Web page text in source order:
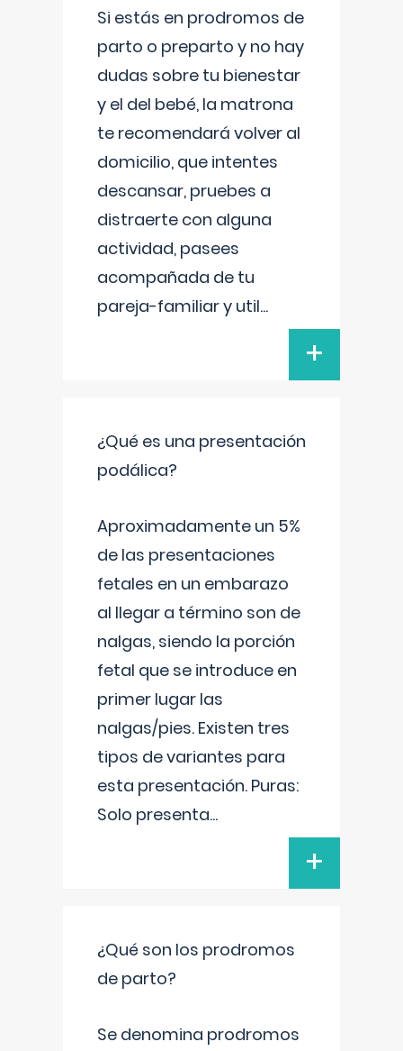
Si estás en prodromos de
parto o preparto y no hay
dudas sobre tu bienestar
y el del bebé, la matrona
te recomendará volver al
domicilio, que intentes
descansar, pruebes a
distraerte con alguna
actividad, pasees
acompañada de tu
pareja-familiar y util...
+
¿Qué es una presentación
podálica?
Aproximadamente un 5%
de las presentaciones
fetales en un embarazo
al llegar a término son de
nalgas, siendo la porción
fetal que se introduce en
primer lugar las
nalgas/pies. Existen tres
tipos de variantes para
esta presentación. Puras:
Solo presenta...
+
¿Qué son los prodromos
de parto?
Se denomina prodromos